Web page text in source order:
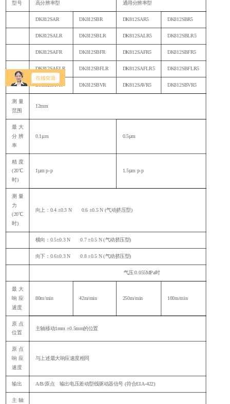
型号 高分辨率型 通用分辨率型
DK812SAR DK812SBR DK812SAR5 DK812SBR5
DK812SALR DK812SBLR DK812SALR5 DK812SBLR5
DK812SAFR DK812SBFR DK812SAFR5 DK812SBFR5
DK812SAFLR DK812SBFLR DK812SAFLR5 DK812SBFLR5
DK812SAVR DK812SBVR DK812SAVR5 DK812SBVR5
测量
范围
12mm
最大
分辨
率
0.1µm 0.5µm
精度
(20℃
时)
1µm p-p 1.5µm p-p
测量
力
(20℃
时)
向上： 0.4 ±0.3 N 0.6 ±0.5 N (气动挤压型)
横向： 0.5±0.3 N 0.7 ±0.5 N (气动挤压型)
向下： 0.6±0.3 N 0.8 ±0.5 N (气动挤压型)
气压:0.055MPa时
最大
响应
速度
80m/min 42m/min 250m/min 100m/min
原点
位置
主轴移动1mm ±0.5mm的位置
原点
响应
速度
与上述最大响应速度相同
输出 A/B/原点 输出电压差动型线驱动器信号 (符合EIA-422)
主轴